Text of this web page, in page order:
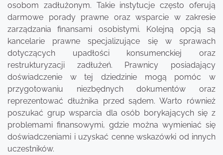
osobom zadłużonym. Takie instytucje często oferują
darmowe porady prawne oraz wsparcie w zakresie
zarządzania finansami osobistymi. Kolejną opcją są
kancelarie prawne specjalizujące się w sprawach
dotyczących upadłości konsumenckiej oraz
restrukturyzacji zadłużeń. Prawnicy posiadający
doświadczenie w tej dziedzinie mogą pomóc w
przygotowaniu niezbędnych dokumentów oraz
reprezentować dłużnika przed sądem. Warto również
poszukać grup wsparcia dla osób borykających się z
problemami finansowymi, gdzie można wymieniać się
doświadczeniami i uzyskać cenne wskazówki od innych
uczestników.